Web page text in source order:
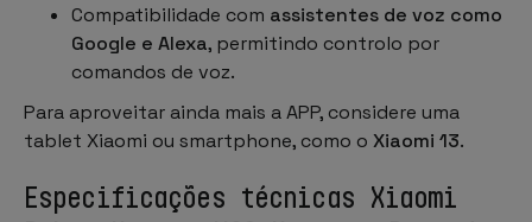
Compatibilidade com assistentes de voz como
Google e Alexa, permitindo controlo por
comandos de voz.
Para aproveitar ainda mais a APP, considere uma
tablet Xiaomi ou smartphone, como o Xiaomi 13.
Especificações técnicas Xiaomi